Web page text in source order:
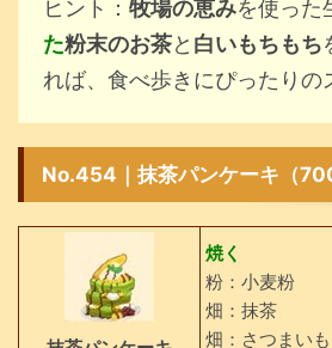
ヒント： 牧場の恵みを使った
た粉末のお茶と 白いもちもち
れば、食べ歩きにぴったりの
No.454｜抹茶パンケーキ（
焼く
粉：小麦粉
畑：抹茶
畑：さつまいも